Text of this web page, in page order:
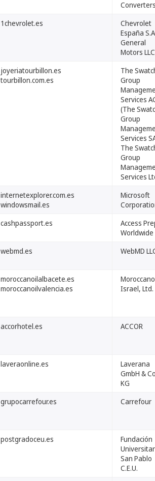
1chevrolet.es
Chevrolet
España
General
Motors LLC
joyeriatourbillon.es
tourbillon.com.es
The
Group
Services
(The
Group
Services
The
Group
Services
internetexplorer.com.es
windowsmail.es
Microsoft
cashpassport.es
Access
Worldwide
webmd.es WebMD
moroccanoilalbacete.es
moroccanoilvalencia.es
Israel, Ltd.
accorhotel.es ACCOR
laveraonline.es
Laverana
GmbH &
KG
grupocarrefour.es Carrefour
postgradoceu.es
Fundación
San Pablo
C.E.U.